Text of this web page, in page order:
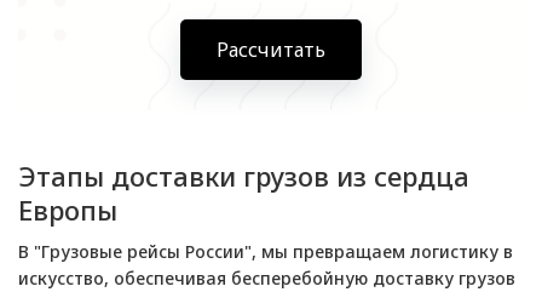
Рассчитать
Этапы доставки грузов из сердца
Европы
В "Грузовые рейсы России", мы превращаем логистику в
искусство, обеспечивая бесперебойную доставку грузов